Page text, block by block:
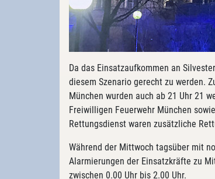
Da das Einsatzaufkommen an
diesem Szenario gerecht zu werden.
München wurden auch ab 21 Uhr 21
Freiwilligen Feuerwehr München
Rettungsdienst waren zusätzliche
Während der Mittwoch tagsüber mit
Alarmierungen der Einsatzkräfte zu
zwischen 0.00 Uhr bis 2.00 Uhr.